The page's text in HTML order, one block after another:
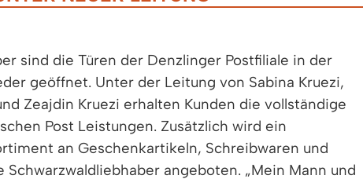
sind die Türen der Denzlinger Postfiliale in der
geöffnet. Unter der Leitung von Sabina Kruezi,
Zeajdin Kruezi erhalten Kunden die vollständige
Post Leistungen. Zusätzlich wird ein
an Geschenkartikeln, Schreibwaren und
Schwarzwaldliebhaber angeboten. „Mein Mann und